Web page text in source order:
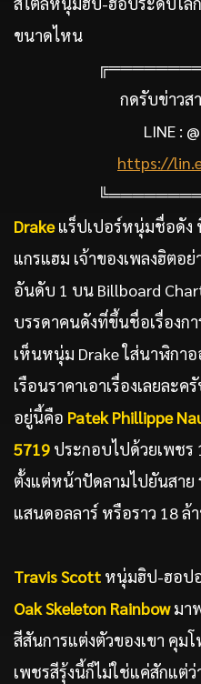
ขนาดไหน
กดรับข่าวส
LINE :
https://
Drakeแร็ปเปอร์หนุ่มชื่อดัง
แกรแฮม เจ้าของเพลงฮิตอย่
อันดับ 1 บน Billboard
บรรดาคนดังที่ขึ้นชื่อเรื่องก
เห็นหนุ่ม Drake ใส่นาฬิกา
เรือนราคาเอาเรื่องเลยละ
อยู่นี้คือ Patek Phillippe
5719 ประกอบไปด้วยเพช
ตั้งแต่หน้าปัดลามไปยันสาย
แสนดอลลาร์ หรือราว 18 ล้
Travis Scott หนุ่มฮิป-ฮอป
Oak Skeleton Rainbowมา
สีสันการแต่งตัวของเขา คุ
เพชรสีรุ้งนี้ก็ไม่ใช่แค่สักแต่